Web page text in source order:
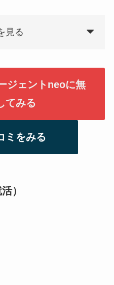
見る
ジェントneoに無
てみる
ミをみる
）